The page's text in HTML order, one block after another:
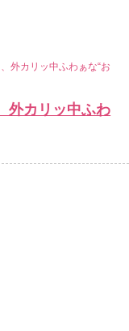
外カリッ中ふわぁな“お
外カリッ中ふわ